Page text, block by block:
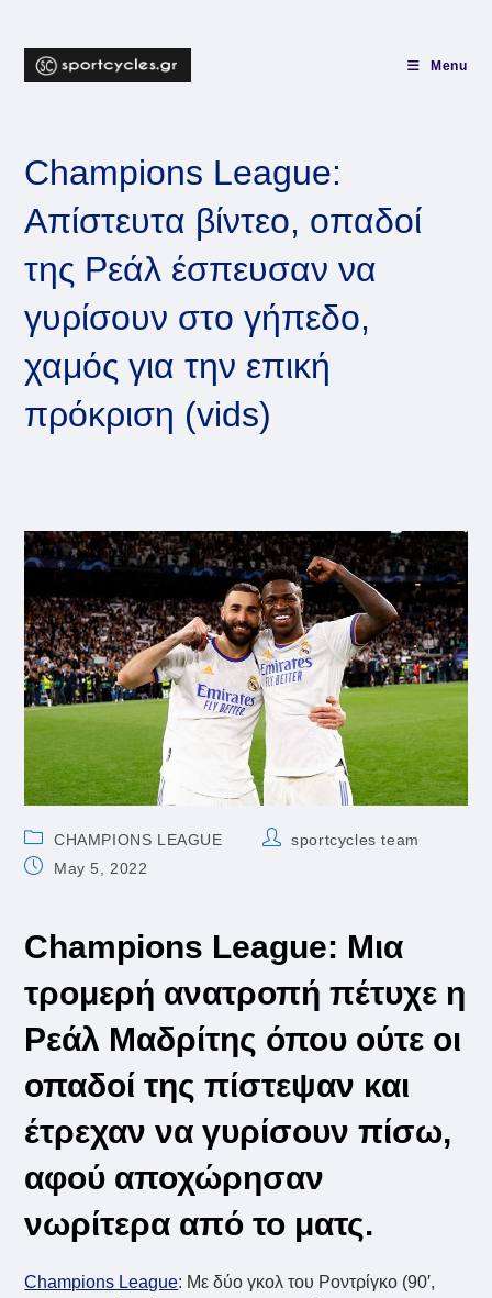
content
Menu
Champions League:
Απίστευτα βίντεο, οπαδοί
της Ρεάλ έσπευσαν να
γυρίσουν στο γήπεδο,
χαμός για την επική
πρόκριση (vids)
Post
category:
CHAMPIONS LEAGUE
Postsportcycles team
PostMay 5, 2022
Champions League: Μια
τρομερή ανατροπή πέτυχε η
Ρεάλ Μαδρίτης όπου ούτε οι
οπαδοί της πίστεψαν και
έτρεχαν να γυρίσουν πίσω,
αφού αποχώρησαν
νωρίτερα από το ματς.
Champions League: Με δύο γκολ του Ροντρίγκο (90′,